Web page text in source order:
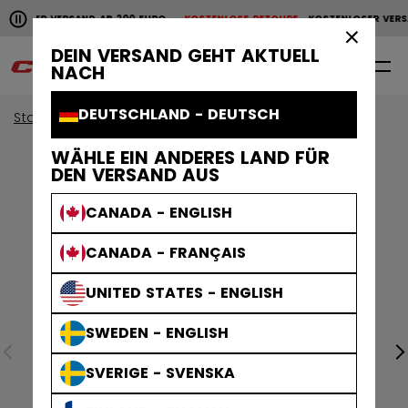
DEIN VERSAND GEHT AKTUELL
NACH
DEUTSCHLAND - DEUTSCH
WÄHLE EIN ANDERES LAND FÜR
DEN VERSAND AUS
CANADA - ENGLISH
CANADA - FRANÇAIS
UNITED STATES - ENGLISH
SWEDEN - ENGLISH
SVERIGE - SVENSKA
Horizontale Bildlaufanimation anhalten.
VERSAND AB 200 EUROKOSTENLOSE RETOURE KOSTENLOSER
KOSTENLOSER VERSAND AB 200 EURO KOSTENLOSE
0
Start Helme Tacks Helme